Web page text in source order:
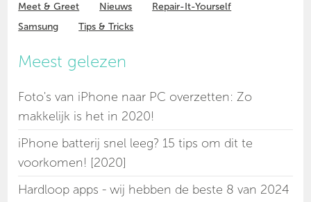
Meet & Greet
Nieuws
Repair-It-Yourself
Samsung
Tips & Tricks
Meest gelezen
Foto's van iPhone naar PC overzetten: Zo
makkelijk is het in 2020!
iPhone batterij snel leeg? 15 tips om dit te
voorkomen! [2020]
Hardloop apps - wij hebben de beste 8 van 2024